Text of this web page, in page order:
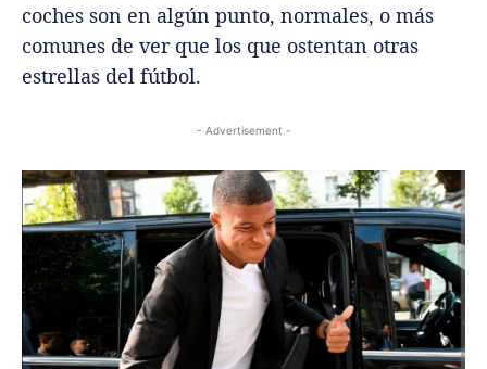
coches son en algún punto, normales, o más
comunes de ver que los que ostentan otras
estrellas del fútbol.
- Advertisement -